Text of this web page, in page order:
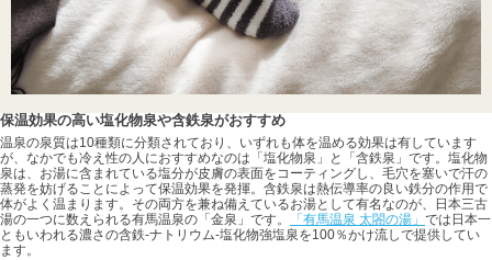
保温効果の高い塩化物泉や含鉄泉がおすすめ
温泉の泉質は10種類に分類されており、いずれも体を温める効果は有しています
が、なかでも冷え性の人におすすめなのは「塩化物泉」と「含鉄泉」です。塩化物
泉は、お湯に含まれている塩分が皮膚の表面をコーティングし、毛穴を塞いで汗の
蒸発を妨げることによって保温効果を発揮。含鉄泉は熱伝導率の良い鉄分の作用で
体がよく温まります。その両方を兼ね備えているお湯として有名なのが、日本三古
湯の一つに数えられる有馬温泉の「金泉」です。
「有馬温泉 太閤の湯」 では日本一
ともいわれる濃さの含鉄-ナトリウム-塩化物強塩泉を100％かけ流しで提供してい
ます。